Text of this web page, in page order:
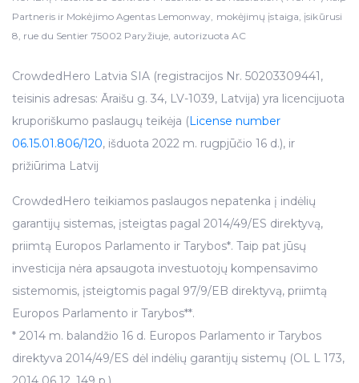
Partneris ir Mokėjimo Agentas Lemonway, mokėjimų įstaiga, įsikūrusi
8, rue du Sentier 75002 Paryžiuje, autorizuota AC
CrowdedHero Latvia SIA (registracijos Nr. 50203309441,
teisinis adresas: Āraišu g. 34, LV-1039, Latvija) yra licencijuota
kruporiškumo paslaugų teikėja (License number
06.15.01.806/120, išduota 2022 m. rugpjūčio 16 d.), ir
prižiūrima Latvij
CrowdedHero teikiamos paslaugos nepatenka į indėlių
garantijų sistemas, įsteigtas pagal 2014/49/ES direktyvą,
priimtą Europos Parlamento ir Tarybos*. Taip pat jūsų
investicija nėra apsaugota investuotojų kompensavimo
sistemomis, įsteigtomis pagal 97/9/EB direktyvą, priimtą
Europos Parlamento ir Tarybos**.
* 2014 m. balandžio 16 d. Europos Parlamento ir Tarybos
direktyva 2014/49/ES dėl indėlių garantijų sistemų (OL L 173,